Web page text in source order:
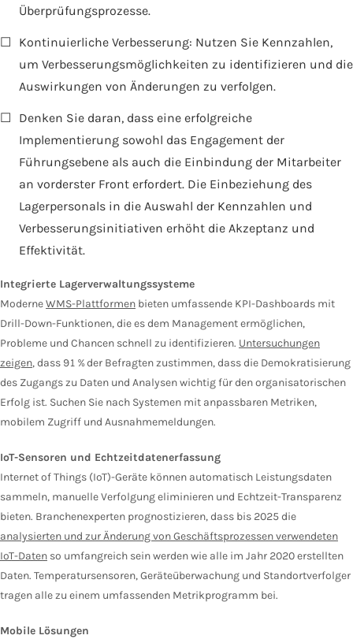
Überprüfungsprozesse.
☐
Kontinuierliche Verbesserung: Nutzen Sie Kennzahlen,
um Verbesserungsmöglichkeiten zu identifizieren und die
Auswirkungen von Änderungen zu verfolgen.
☐
Denken Sie daran, dass eine erfolgreiche
Implementierung sowohl das Engagement der
Führungsebene als auch die Einbindung der Mitarbeiter
an vorderster Front erfordert. Die Einbeziehung des
Lagerpersonals in die Auswahl der Kennzahlen und
Verbesserungsinitiativen erhöht die Akzeptanz und
Effektivität.
Integrierte Lagerverwaltungssysteme
ModerneWMS-Plattformen bieten umfassende KPI-Dashboards mit
Drill-Down-Funktionen, die es dem Management ermöglichen,
Probleme und Chancen schnell zu identifizieren. Untersuchungen
zeigen, dass 91 % der Befragten zustimmen, dass die Demokratisierung
des Zugangs zu Daten und Analysen wichtig für den organisatorischen
Erfolg ist. Suchen Sie nach Systemen mit anpassbaren Metriken,
mobilem Zugriff und Ausnahmemeldungen.
IoT-Sensoren und Echtzeitdatenerfassung
Internet of Things (IoT)-Geräte können automatisch Leistungsdaten
sammeln, manuelle Verfolgung eliminieren und Echtzeit-Transparenz
bieten. Branchenexperten prognostizieren, dass bis 2025 die
analysierten und zur Änderung von Geschäftsprozessen verwendeten
IoT-Daten so umfangreich sein werden wie alle im Jahr 2020 erstellten
Daten. Temperatursensoren, Geräteüberwachung und Standortverfolger
tragen alle zu einem umfassenden Metrikprogramm bei.
Mobile Lösungen